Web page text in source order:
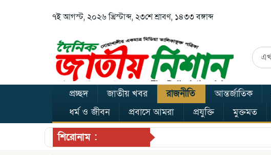
৭ই আগস্ট, ২০২৬ খ্রিস্টাব্দ, ২৩শে শ্রাবণ, ১৪৩৩ বঙ্গাব্দ
প্রচ্ছদ জাতীয় খবর রাজনীতি আন্তর্জাতিক
ধর্ম ও জীবন
প্রবাসে আমরা প্রযুক্তি মুক্তমত
শিরোনাম :